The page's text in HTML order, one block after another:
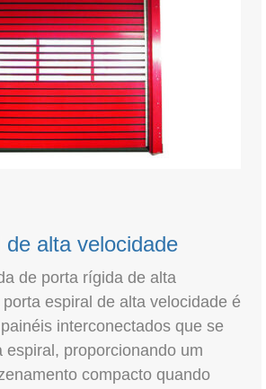
de alta velocidade
de porta rígida de alta
espiral de alta velocidade é
interconectados que se
espiral, proporcionando um
compacto quando